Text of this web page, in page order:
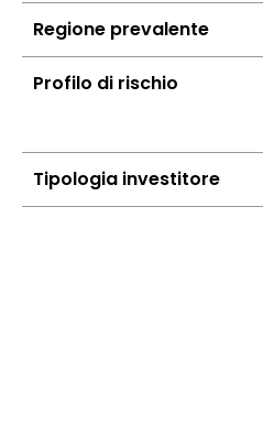
Regione prevalente
Profilo di rischio
Tipologia investitore